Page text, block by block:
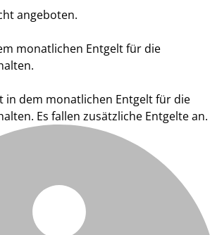
angeboten.
monatlichen Entgelt für die
in dem monatlichen Entgelt für die
Es fallen zusätzliche Entgelte an.